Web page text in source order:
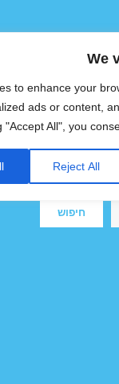
We
to enhance your
ads or content,
"Accept All", you
Reject All
בישראל
חיפוש